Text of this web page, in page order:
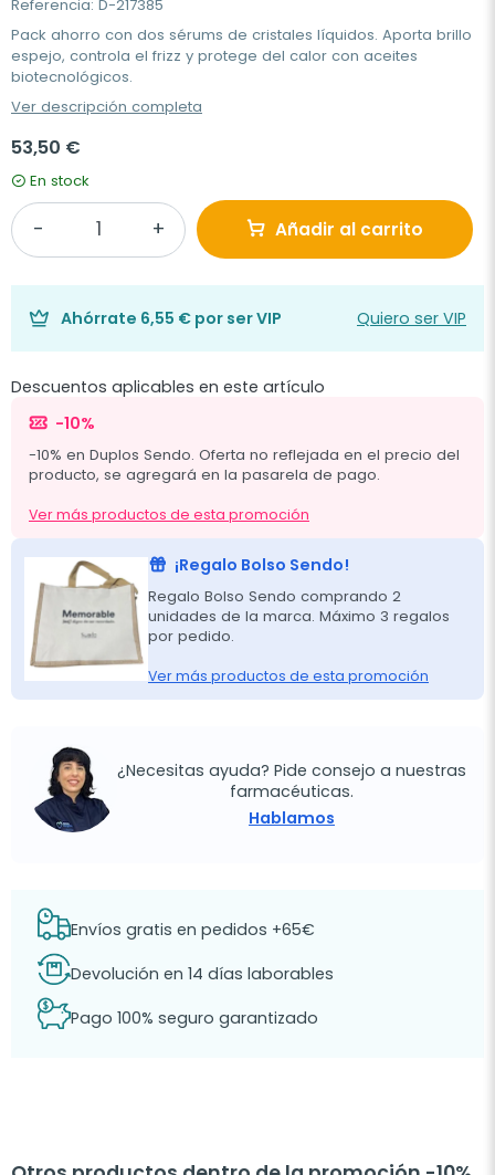
Referencia: D-217385
Pack ahorro con dos sérums de cristales líquidos. Aporta brillo
espejo, controla el frizz y protege del calor con aceites
biotecnológicos.
Ver descripción completa
53,50 €
En stock
Añadir al carrito
Ahórrate 6,55 € por ser VIP Quiero ser VIP
Descuentos aplicables en este artículo
-10%
-10% en Duplos Sendo. Oferta no reflejada en el precio del
producto, se agregará en la pasarela de pago.
Ver más productos de esta promoción
¡Regalo Bolso Sendo!
Regalo Bolso Sendo comprando 2
unidades de la marca. Máximo 3 regalos
por pedido.
Ver más productos de esta promoción
¿Necesitas ayuda? Pide consejo a nuestras
farmacéuticas.
Hablamos
Envíos gratis en pedidos +65€
Devolución en 14 días laborables
Pago 100% seguro garantizado